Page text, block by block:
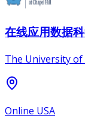
在线应用数据
The University
Online USA